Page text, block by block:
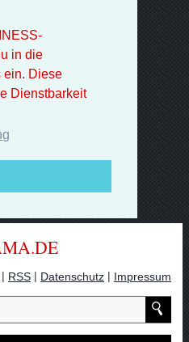
in die
ein. Diese
Dienstbarkeit
| RSS | Datenschutz | Impressum